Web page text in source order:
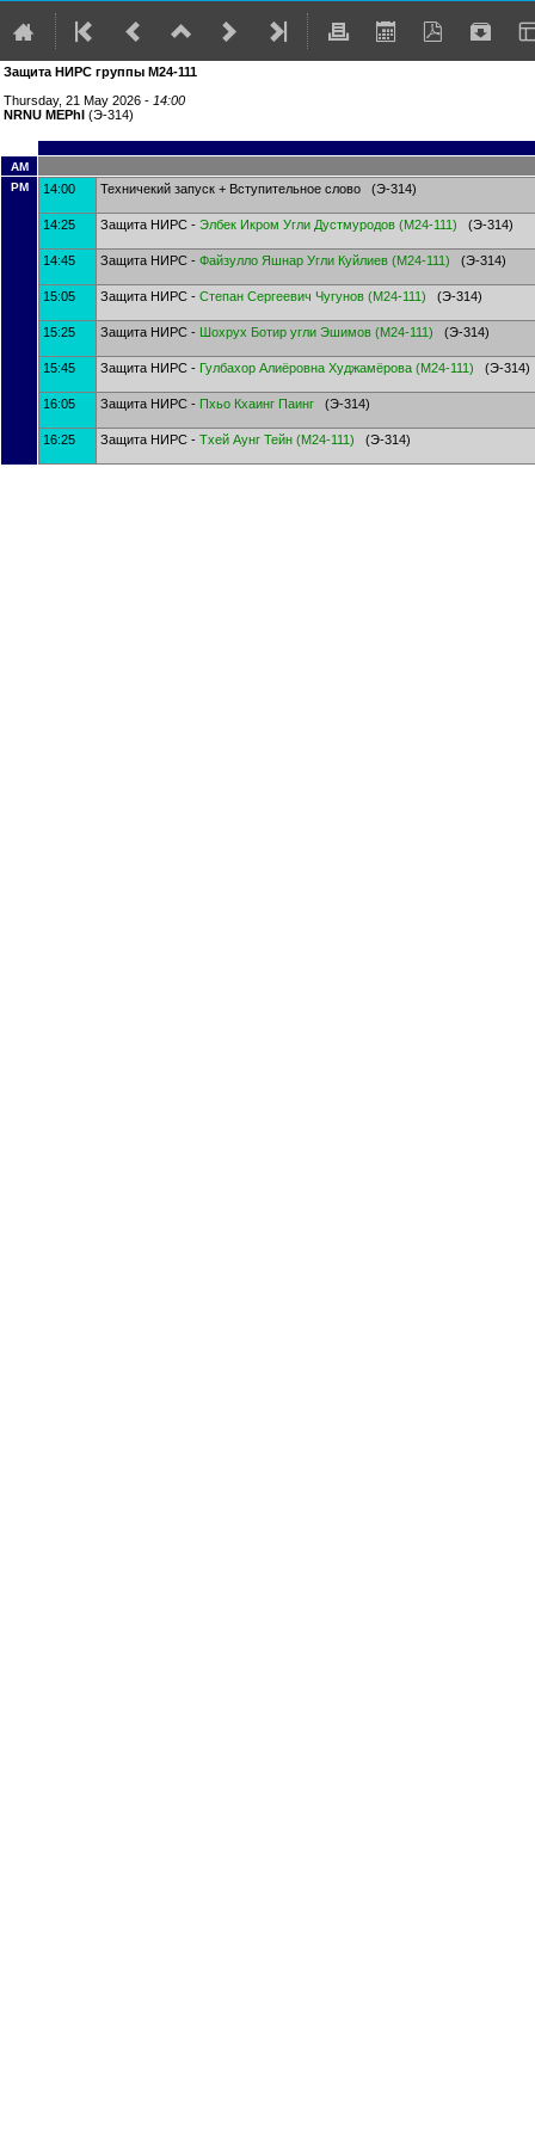
Защита НИРС группы М24-111
Thursday, 21 May 2026 - 14:00
NRNU MEPhI (Э-314)
AM
PM
14:00 Техничекий запуск + Вступительное слово (Э-314)
14:25 Защита НИРС - Элбек Икром Угли Дустмуродов (М24-111) (Э-314)
14:45 Защита НИРС - Файзулло Яшнар Угли Куйлиев (М24-111) (Э-314)
15:05 Защита НИРС - Степан Сергеевич Чугунов (М24-111) (Э-314)
15:25 Защита НИРС - Шохрух Ботир угли Эшимов (М24-111) (Э-314)
15:45 Защита НИРС - Гулбахор Алиёровна Худжамёрова (М24-111) (Э-314)
16:05 Защита НИРС - Пхьо Кхаинг Паинг (Э-314)
16:25 Защита НИРС - Тхей Аунг Тейн (М24-111) (Э-314)